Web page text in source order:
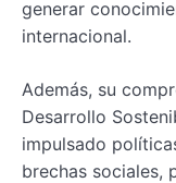
generar
internacional.
Además, su
Desarrollo
impulsado
brechas sociales,